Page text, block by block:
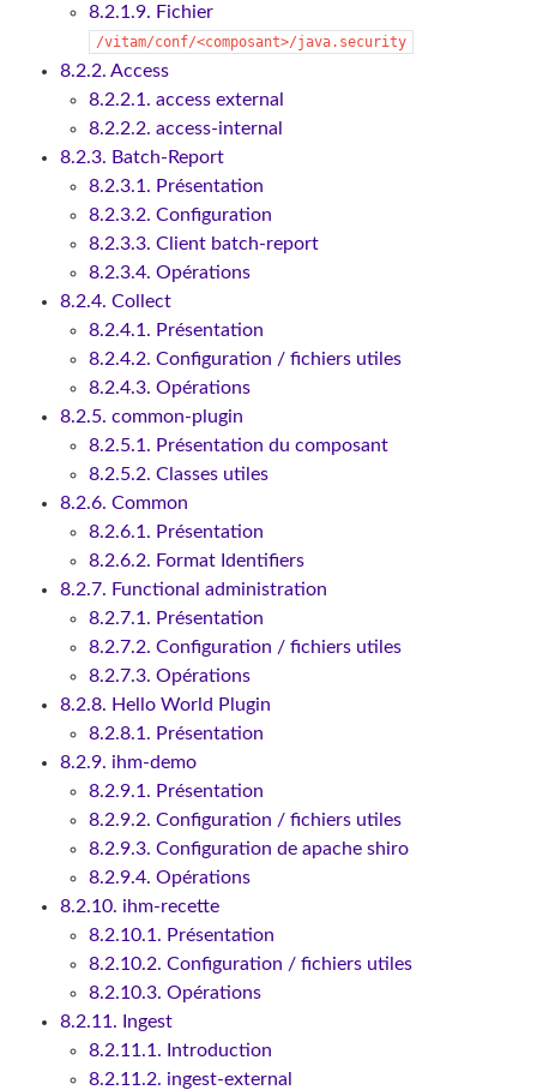
8.2.1.9. Fichier
/vitam/conf/<composant>/java.security
8.2.2. Access
8.2.2.1. access external
8.2.2.2. access-internal
8.2.3. Batch-Report
8.2.3.1. Présentation
8.2.3.2. Configuration
8.2.3.3. Client batch-report
8.2.3.4. Opérations
8.2.4. Collect
8.2.4.1. Présentation
8.2.4.2. Configuration / fichiers utiles
8.2.4.3. Opérations
8.2.5. common-plugin
8.2.5.1. Présentation du composant
8.2.5.2. Classes utiles
8.2.6. Common
8.2.6.1. Présentation
8.2.6.2. Format Identifiers
8.2.7. Functional administration
8.2.7.1. Présentation
8.2.7.2. Configuration / fichiers utiles
8.2.7.3. Opérations
8.2.8. Hello World Plugin
8.2.8.1. Présentation
8.2.9. ihm-demo
8.2.9.1. Présentation
8.2.9.2. Configuration / fichiers utiles
8.2.9.3. Configuration de apache shiro
8.2.9.4. Opérations
8.2.10. ihm-recette
8.2.10.1. Présentation
8.2.10.2. Configuration / fichiers utiles
8.2.10.3. Opérations
8.2.11. Ingest
8.2.11.1. Introduction
8.2.11.2. ingest-external